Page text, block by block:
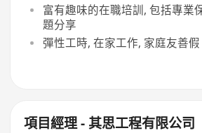
富有趣味的在職培訓, 包括專業
題分享
彈性工時, 在家工作, 家庭友善假
項目經理 - 其思工程有限公司